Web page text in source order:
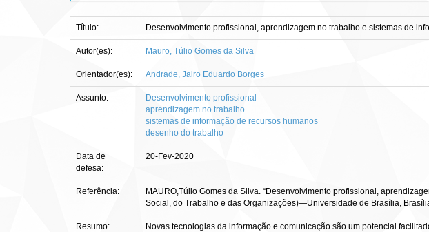
Título: Desenvolvimento profissional, aprendizagem no trabalho e sistemas de
Autor(es): Mauro, Túlio Gomes da Silva
Orientador(es): Andrade, Jairo Eduardo Borges
Assunto:
Desenvolvimento profissional
aprendizagem no trabalho
sistemas de informação de recursos humanos
desenho do trabalho
Data de
defesa:
20-Fev-2020
Referência:
MAURO,Túlio Gomes da Silva. “Desenvolvimento profissional,
Social, do Trabalho e das Organizações)—Universidade de Brasília,
Resumo:
Novas tecnologias da informação e comunicação são um potencial